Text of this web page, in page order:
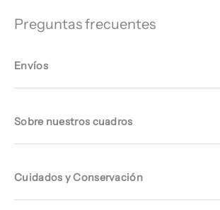
Preguntas frecuentes
Envíos
Sobre nuestros cuadros
Cuidados y Conservación